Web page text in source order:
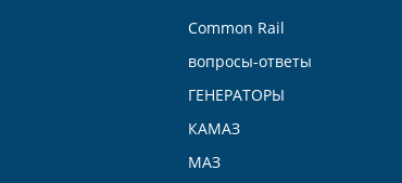
Common Rail
вопросы-ответы
ГЕНЕРАТОРЫ
КАМАЗ
МАЗ